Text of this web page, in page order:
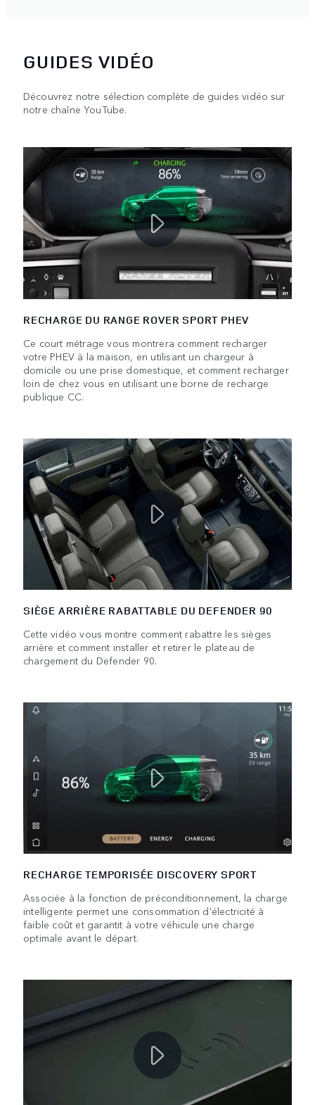
GUIDES VIDÉO
Découvrez notre sélection complète de guides vidéo sur
notre chaîne YouTube.
RECHARGE DU RANGE ROVER SPORT PHEV
Ce court métrage vous montrera comment recharger
votre PHEV à la maison, en utilisant un chargeur à
domicile ou une prise domestique, et comment recharger
loin de chez vous en utilisant une borne de recharge
publique CC.
SIÈGE ARRIÈRE RABATTABLE DU DEFENDER 90
Cette vidéo vous montre comment rabattre les sièges
arrière et comment installer et retirer le plateau de
chargement du Defender 90.
RECHARGE TEMPORISÉE DISCOVERY SPORT
Associée à la fonction de préconditionnement, la charge
intelligente permet une consommation d'électricité à
faible coût et garantit à votre véhicule une charge
optimale avant le départ.